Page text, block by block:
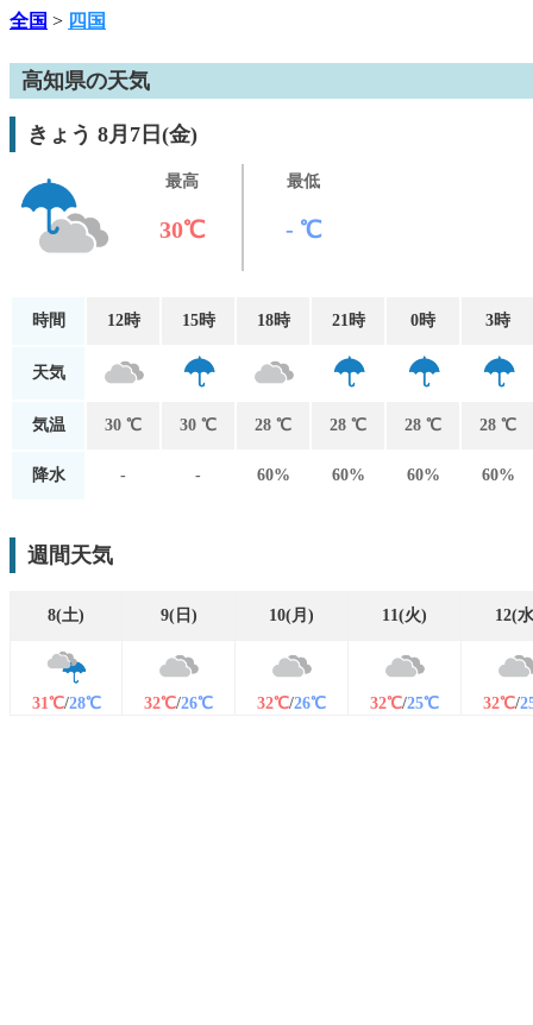
全国 > 四国
高知県の天気
きょう 8月7日(金)
最高
30℃
最低
- ℃
時間 12時 15時 18時 21時 0時 3時
天気
気温 30 ℃ 30 ℃ 28 ℃ 28 ℃ 28 ℃ 28 ℃
降水 - - 60% 60% 60% 60%
週間天気
8(土) 9(日) 10(月) 11(火) 12(
31℃/28℃ 32℃/26℃ 32℃/26℃ 32℃/25℃ 32℃/